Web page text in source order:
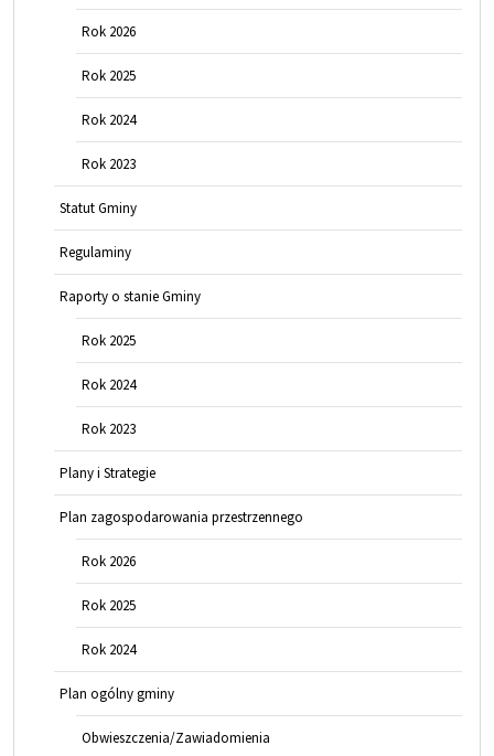
Rok 2026
Rok 2025
Rok 2024
Rok 2023
Statut Gminy
Regulaminy
Raporty o stanie Gminy
Rok 2025
Rok 2024
Rok 2023
Plany i Strategie
Plan zagospodarowania przestrzennego
Rok 2026
Rok 2025
Rok 2024
Plan ogólny gminy
Obwieszczenia/Zawiadomienia